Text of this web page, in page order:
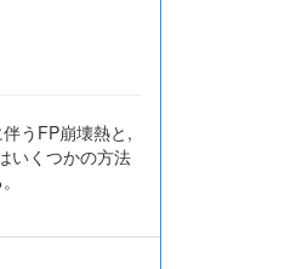
うFP崩壊熱と,
いくつかの方法